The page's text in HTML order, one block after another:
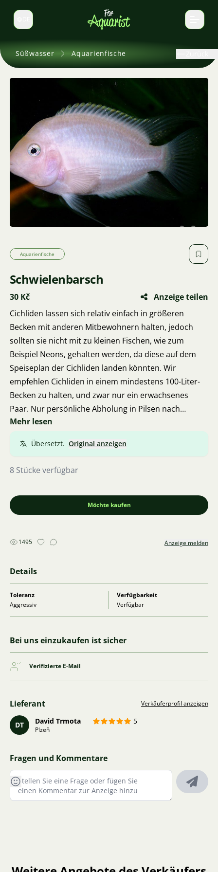
Sprache wechseln
Süßwasser Aquarienfische
Aquarienfische
Schwielenbarsch
30 Kč
Anzeige teilen
Cichliden lassen sich relativ einfach in größeren
Becken mit anderen Mitbewohnern halten, jedoch
sollten sie nicht mit zu kleinen Fischen, wie zum
Beispiel Neons, gehalten werden, da diese auf dem
Speiseplan der Cichliden landen könnten. Wir
empfehlen Cichliden in einem mindestens 100-Liter-
Becken zu halten, und zwar nur ein erwachsenes
Paar. Nur persönliche Abholung in Pilsen nach
Vereinbarung, es besteht auch die Möglichkeit einer
Mehr lesen
Übersetzt. Original anzeigen
8 Stücke verfügbar
Möchte kaufen
1495 Anzeige melden
Details
Toleranz
Aggressiv
Verfügbarkeit
Verfügbar
Bei uns einzukaufen ist sicher
Verifizierte E-Mail
Lieferant Verkäuferprofil anzeigen
DT David Trmota 5
Plzeň
Fragen und Kommentare